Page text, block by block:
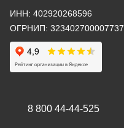
ИНН: 402920268596
ОГРНИП: 323402700007737
8 800 44-44-525